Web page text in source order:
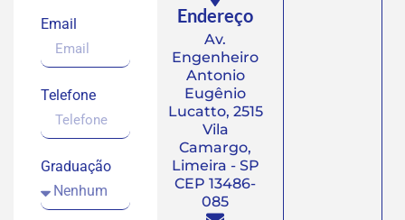
Email
Telefone
Graduação
Endereço
Av.
Engenheiro
Antonio
Eugênio
Lucatto, 2515
Vila
Camargo,
Limeira - SP
CEP 13486-
085